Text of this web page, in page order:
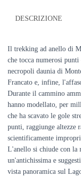
quantità
DESCRIZIONE
Il trekking ad anello di
che tocca numerosi
necropoli daunia di
Francato e, infine,
Durante il cammino
hanno modellato, per
che ha scavato le gole
punti, raggiunge altezze
scientificamente
L'anello si chiude con la
un'antichissima e
vista panoramica sul